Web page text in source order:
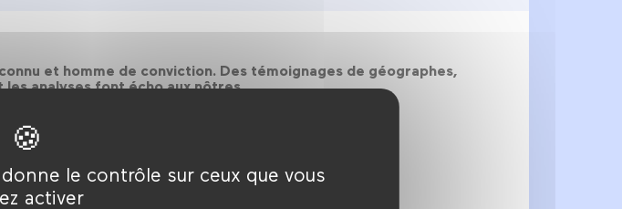
le contrôle sur ceux que vous
activer
et homme de conviction. Des témoignages de géographes,
analyses font écho aux nôtres.